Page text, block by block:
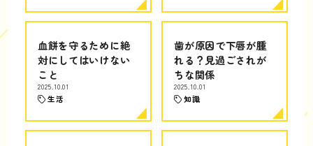
血餅を守るために絶
対にしてはいけない
こと
2025.10.01
生活
歯が原因で下唇が腫
れる？見過ごされが
ちな関係
2025.10.01
知識